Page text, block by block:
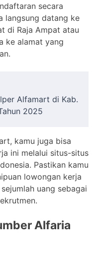
secara
langsung datang ke
di Raja Ampat atau
ke alamat yang
Alfamart di Kab.
2025
kamu juga bisa
ini melalui situs-situs
Pastikan kamu
lowongan kerja
uang sebagai
Alfaria